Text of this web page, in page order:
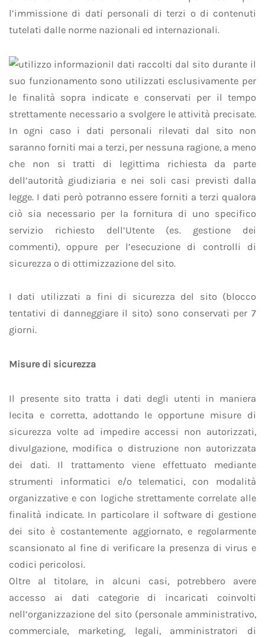
l’immissione di dati personali di terzi o di contenuti
tutelati dalle norme nazionali ed internazionali.
I dati raccolti dal sito durante il
suo funzionamento sono utilizzati esclusivamente per
le finalità sopra indicate e conservati per il tempo
strettamente necessario a svolgere le attività precisate.
In ogni caso i dati personali rilevati dal sito non
saranno forniti mai a terzi, per nessuna ragione, a meno
che non si tratti di legittima richiesta da parte
dell’autorità giudiziaria e nei soli casi previsti dalla
legge. I dati però potranno essere forniti a terzi qualora
ciò sia necessario per la fornitura di uno specifico
servizio richiesto dell’Utente (es. gestione dei
commenti), oppure per l’esecuzione di controlli di
sicurezza o di ottimizzazione del sito.
I dati utilizzati a fini di sicurezza del sito (blocco
tentativi di danneggiare il sito) sono conservati per 7
giorni.
Misure di sicurezza
Il presente sito tratta i dati degli utenti in maniera
lecita e corretta, adottando le opportune misure di
sicurezza volte ad impedire accessi non autorizzati,
divulgazione, modifica o distruzione non autorizzata
dei dati. Il trattamento viene effettuato mediante
strumenti informatici e/o telematici, con modalità
organizzative e con logiche strettamente correlate alle
finalità indicate. In particolare il software di gestione
dei sito è costantemente aggiornato, e regolarmente
scansionato al fine di verificare la presenza di virus e
codici pericolosi.
Oltre al titolare, in alcuni casi, potrebbero avere
accesso ai dati categorie di incaricati coinvolti
nell’organizzazione del sito (personale amministrativo,
commerciale, marketing, legali, amministratori di